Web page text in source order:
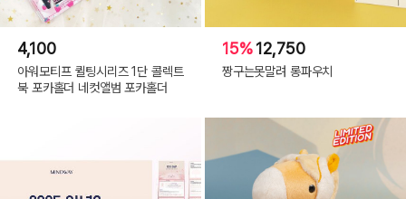
4,100
아워모티프 퀼팅시리즈 1단 콜렉트
북 포카홀더 네컷앨범 포카홀더
15%12,750
짱구는못말려 롱파우치